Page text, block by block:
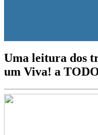
Uma leitura dos
um Viva! a